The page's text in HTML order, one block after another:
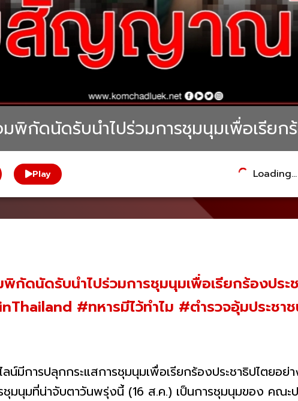
พิกัดนัดรับนำไปร่วมการชุมนุมเพื่อเรียก
Play Loading...
กัดนัดรับนำไปร่วมการชุมนุมเพื่อเรียกร้องปร
#ทหารมีไว้ทำไม #ตํารวจอุ้มประชา
น์มีการปลุกกระแสการชุมนุมเพื่อเรียกร้องประชาธิปไตยอย่
มนุมที่น่าจับตาวันพรุ่งนี้ (16 ส.ค.) เป็นการชุมนุมของ คณะ